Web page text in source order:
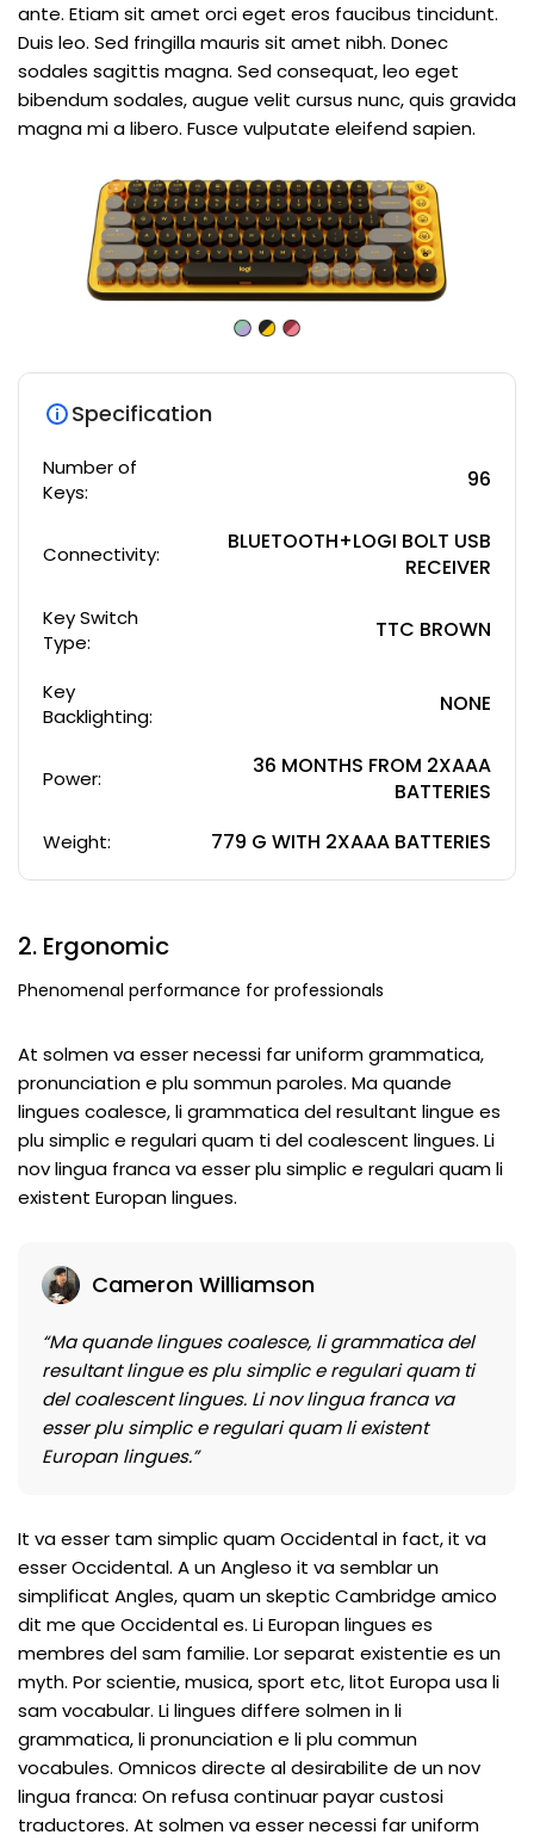
ante. Etiam sit amet orci eget eros faucibus tincidunt.
Duis leo. Sed fringilla mauris sit amet nibh. Donec
sodales sagittis magna. Sed consequat, leo eget
bibendum sodales, augue velit cursus nunc, quis gravida
magna mi a libero. Fusce vulputate eleifend sapien.
Specification
Number of
Keys:
96
Connectivity:
BLUETOOTH+LOGI BOLT USB
RECEIVER
Key Switch
Type:
TTC BROWN
Key
Backlighting:
NONE
Power:
36 MONTHS FROM 2XAAA
BATTERIES
Weight: 779 G WITH 2XAAA BATTERIES
2. Ergonomic
Phenomenal performance for professionals
At solmen va esser necessi far uniform grammatica,
pronunciation e plu sommun paroles. Ma quande
lingues coalesce, li grammatica del resultant lingue es
plu simplic e regulari quam ti del coalescent lingues. Li
nov lingua franca va esser plu simplic e regulari quam li
existent Europan lingues.
Cameron Williamson
“Ma quande lingues coalesce, li grammatica del
resultant lingue es plu simplic e regulari quam ti
del coalescent lingues. Li nov lingua franca va
esser plu simplic e regulari quam li existent
Europan lingues.”
It va esser tam simplic quam Occidental in fact, it va
esser Occidental. A un Angleso it va semblar un
simplificat Angles, quam un skeptic Cambridge amico
dit me que Occidental es. Li Europan lingues es
membres del sam familie. Lor separat existentie es un
myth. Por scientie, musica, sport etc, litot Europa usa li
sam vocabular. Li lingues differe solmen in li
grammatica, li pronunciation e li plu commun
vocabules. Omnicos directe al desirabilite de un nov
lingua franca: On refusa continuar payar custosi
traductores. At solmen va esser necessi far uniform